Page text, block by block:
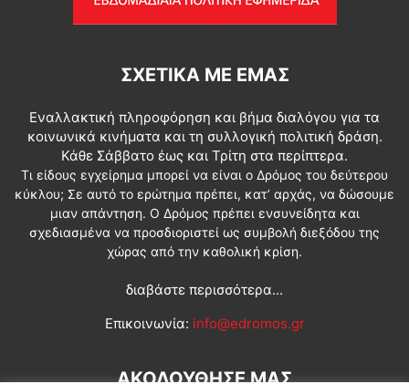
ΣΧΕΤΙΚΆ ΜΕ ΕΜΆΣ
Εναλλακτική πληροφόρηση και βήμα διαλόγου για τα
κοινωνικά κινήματα και τη συλλογική πολιτική δράση.
Κάθε Σάββατο έως και Τρίτη στα περίπτερα.
Τι είδους εγχείρημα μπορεί να είναι ο Δρόμος του δεύτερου
κύκλου; Σε αυτό το ερώτημα πρέπει, κατ’ αρχάς, να δώσουμε
μιαν απάντηση. Ο Δρόμος πρέπει ενσυνείδητα και
σχεδιασμένα να προσδιοριστεί ως συμβολή διεξόδου της
χώρας από την καθολική κρίση.
διαβάστε περισσότερα...
Επικοινωνία: info@edromos.gr
ΑΚΟΛΟΥΘΗΣΕ ΜΑΣ